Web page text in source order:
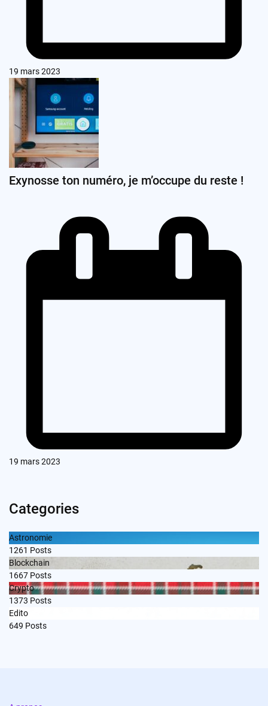
19 mars 2023
Exynosse ton numéro, je m’occupe du reste !
19 mars 2023
Categories
Astronomie
1261 Posts
Blockchain
1667 Posts
Crypto
1373 Posts
Edito
649 Posts